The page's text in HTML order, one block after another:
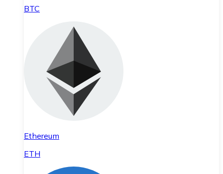
BTC
Ethereum
ETH